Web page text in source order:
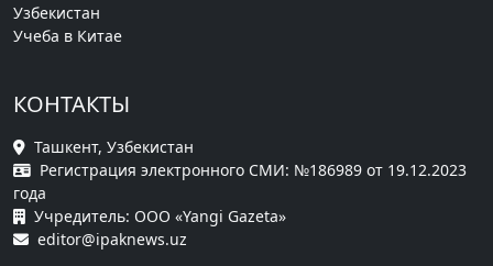
Узбекистан
Учеба в Китае
КОНТАКТЫ
Ташкент, Узбекистан
Регистрация электронного СМИ: №186989 от 19.12.2023
года
Учредитель: ООО «Yangi Gazeta»
editor@ipaknews.uz